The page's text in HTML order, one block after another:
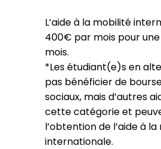
L’aide à la mobilité
400€ par mois pour une
mois.
*Les étudiant(e)s en
pas bénéficier de
sociaux, mais d’autres
cette catégorie et
l’obtention de l’aide à
internationale.